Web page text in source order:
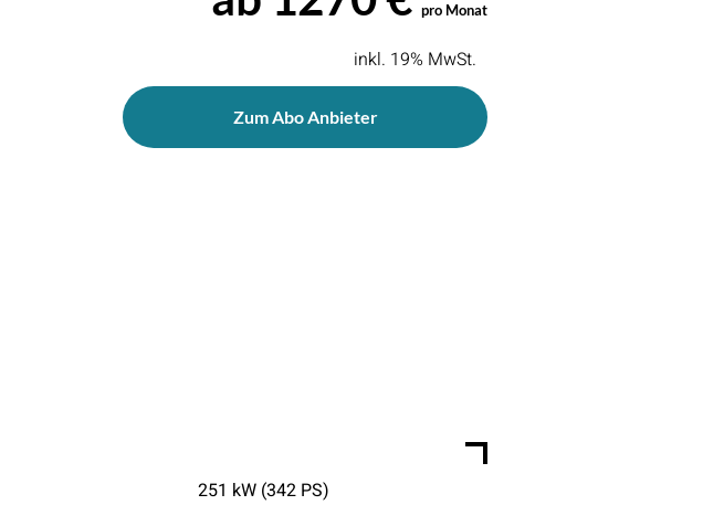
pro Monat
inkl. 19% MwSt.
Zum Abo Anbieter
251 kW (342 PS)